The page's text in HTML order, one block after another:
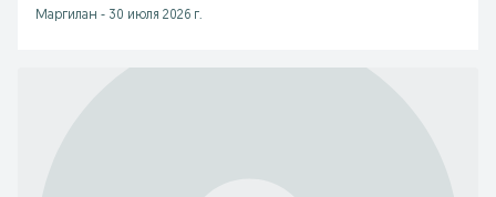
Маргилан - 30 июля 2026 г.